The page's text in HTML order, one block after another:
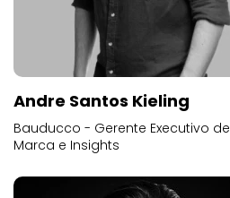
Andre Santos Kieling
Bauducco - Gerente Executivo de
Marca e Insights